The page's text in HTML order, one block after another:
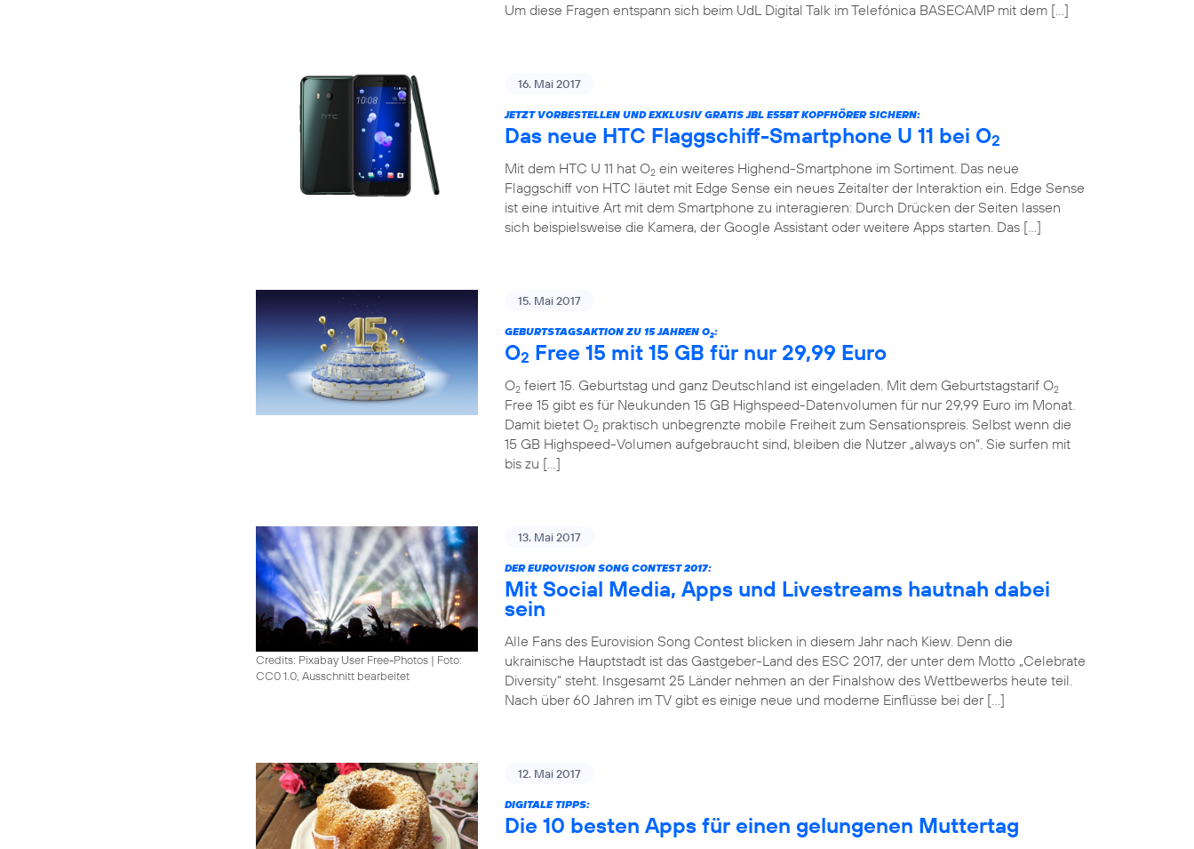
Um diese Fragen entspann sich beim UdL Digital Talk im Telefónica BASECAMP mit dem […]
16. Mai 2017
JETZT VORBESTELLEN UND EXKLUSIV GRATIS JBL E55BT KOPFHÖRER SICHERN:
Das neue HTC Flaggschiff-Smartphone U 11 bei O2
Mit dem HTC U 11 hat O2 ein weiteres Highend-Smartphone im Sortiment. Das neue
Flaggschiff von HTC läutet mit Edge Sense ein neues Zeitalter der Interaktion ein. Edge Sense
ist eine intuitive Art mit dem Smartphone zu interagieren: Durch Drücken der Seiten lassen
sich beispielsweise die Kamera, der Google Assistant oder weitere Apps starten. Das […]
15. Mai 2017
GEBURTSTAGSAKTION ZU 15 JAHREN O2:
O2 Free 15 mit 15 GB für nur 29,99 Euro
O2 feiert 15. Geburtstag und ganz Deutschland ist eingeladen. Mit dem Geburtstagstarif O2
Free 15 gibt es für Neukunden 15 GB Highspeed-Datenvolumen für nur 29,99 Euro im Monat.
Damit bietet O2 praktisch unbegrenzte mobile Freiheit zum Sensationspreis. Selbst wenn die
15 GB Highspeed-Volumen aufgebraucht sind, bleiben die Nutzer „always on“. Sie surfen mit
bis zu […]
Credits: Pixabay User Free-Photos | Foto:
CC0 1.0, Ausschnitt bearbeitet
13. Mai 2017
DER EUROVISION SONG CONTEST 2017:
Mit Social Media, Apps und Livestreams hautnah dabei
sein
Alle Fans des Eurovision Song Contest blicken in diesem Jahr nach Kiew. Denn die
ukrainische Hauptstadt ist das Gastgeber-Land des ESC 2017, der unter dem Motto „Celebrate
Diversity“ steht. Insgesamt 25 Länder nehmen an der Finalshow des Wettbewerbs heute teil.
Nach über 60 Jahren im TV gibt es einige neue und moderne Einflüsse bei der […]
12. Mai 2017
DIGITALE TIPPS:
Die 10 besten Apps für einen gelungenen Muttertag